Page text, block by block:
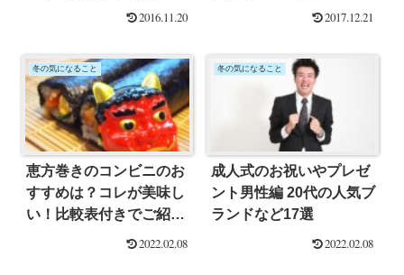
2016.11.20 2017.12.21
冬の気になること
恵方巻きのコンビニのお
すすめは？コレが美味し
い！比較表付きでご紹
2022.02.08
冬の気になること
成人式のお祝いやプレゼ
ント男性編 20代の人気ブ
ランドなど17選
2022.02.08